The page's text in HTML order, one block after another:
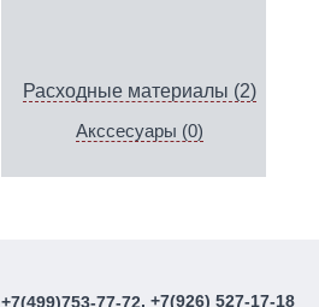
Расходные материалы (2)
Акссесуары (0)
+7(499)753-77-72, +7(926) 527-17-18